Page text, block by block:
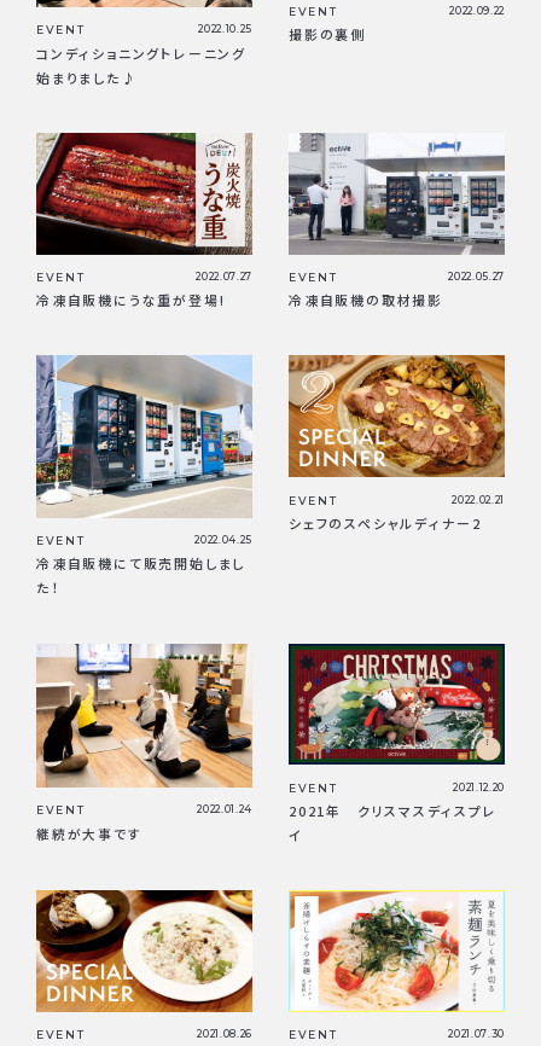
EVENT 2022.10.25
コンディショニングトレーニング
始まりました♪
EVENT 2022.09.22
撮影の裏側
EVENT 2022.07.27
冷凍自販機にうな重が登場!
EVENT 2022.05.27
冷凍自販機の取材撮影
EVENT 2022.04.25
冷凍自販機にて販売開始しまし
た！
EVENT 2022.02.21
シェフのスペシャルディナー2
EVENT 2022.01.24
継続が大事です
EVENT 2021.12.20
2021年 クリスマスディスプレ
イ
EVENT 2021.08.26 EVENT 2021.07.30